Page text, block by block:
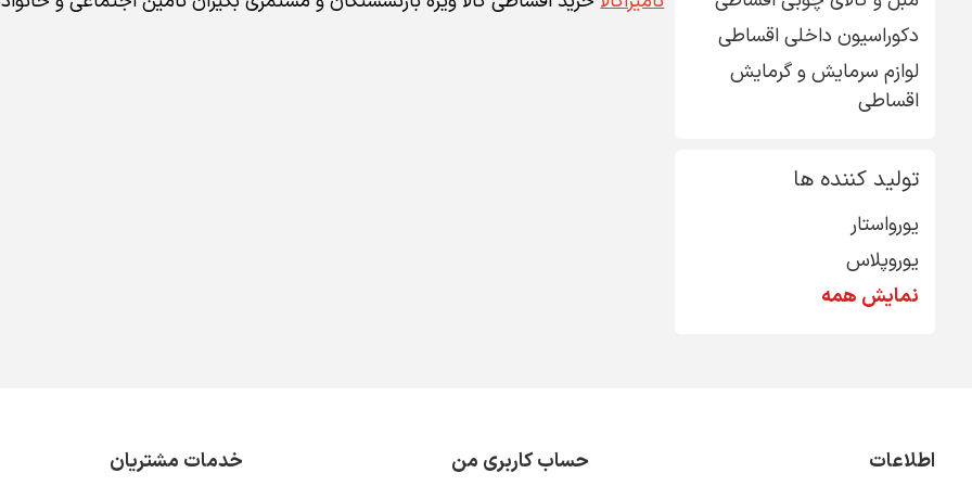
دکوراسیون داخلی اقساطی
لوازم سرمایش و گرمایش
اقساطی
تولید کننده ها
یورواستار
یوروپلاس
نمایش همه
اطلاعات حساب کاربری من خدمات مشتریان